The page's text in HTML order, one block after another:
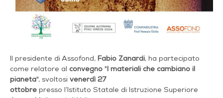
Il presidente di Assofond, Fabio Zanardi, ha partecipato
come relatore al convegno "I materiali che cambiano il
pianeta", svoltosi venerdì 27
ottobre presso l’Istituto Statale di Istruzione Superiore